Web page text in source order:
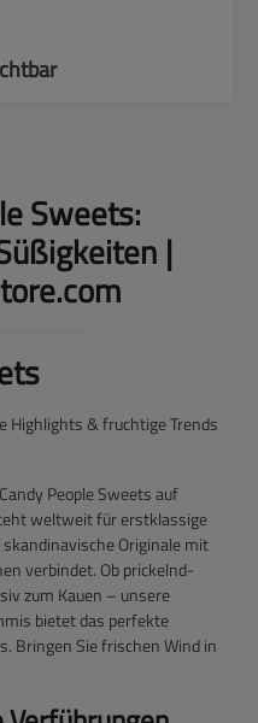
Sweets:
|
Highlights & fruchtige Trends
Candy People Sweetsauf
weltweit für erstklassige
Originale mit
verbindet. Ob prickelnd-
zum Kauen – unsere
bietet das perfekte
Bringen Sie frischen Wind in